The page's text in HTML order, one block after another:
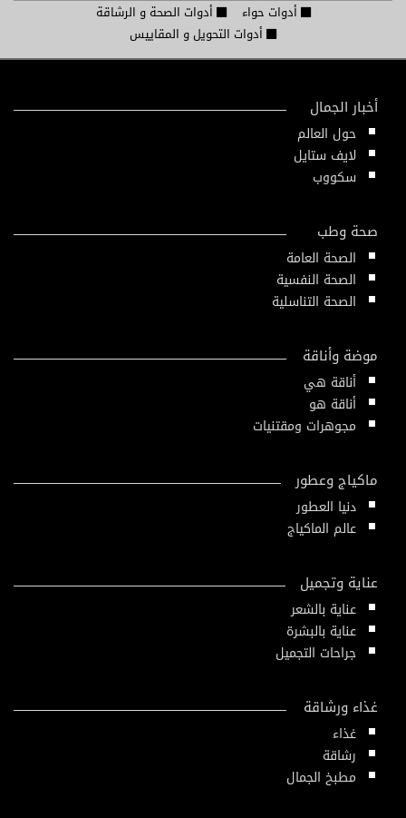
أدوات حواء
أدوات الصحة و الرشاقة
أدوات التحويل و المقاييس
أخبار الجمال
حول العالم
لايف ستايل
سكووب
صحة وطب
الصحة العامة
الصحة النفسية
الصحة التناسلية
موضة وأناقة
أناقة هي
أناقة هو
مجوهرات ومقتنيات
ماكياج وعطور
دنيا العطور
عالم الماكياج
عناية وتجميل
عناية بالشعر
عناية بالبشرة
جراحات التجميل
غذاء ورشاقة
غذاء
رشاقة
مطبخ الجمال